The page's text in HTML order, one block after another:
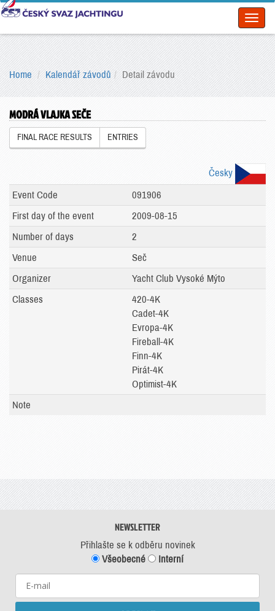
Home Kalendář závodů Detail závodu
MODRÁ VLAJKA SEČE
FINAL RACE RESULTS ENTRIES
Česky
Event Code
091906
First day of the event
2009-08-15
Number of days
2
Venue
Seč
Organizer
Yacht Club Vysoké Mýto
Classes
420-4K
Cadet-4K
Evropa-4K
Fireball-4K
Finn-4K
Pirát-4K
Optimist-4K
Note
NEWSLETTER
Přihlašte se k odběru novinek
Všeobecné
Interní